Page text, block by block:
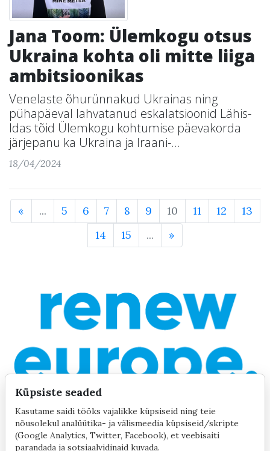
Jana Toom: Ülemkogu otsus
Ukraina kohta oli mitte liiga
ambitsioonikas
Venelaste õhurünnakud Ukrainas ning
pühapäeval lahvatanud eskalatsioonid Lähis-
Idas tõid Ülemkogu kohtumise päevakorda
järjepanu ka Ukraina ja Iraani-...
18/04/2024
« ... 5 6 7 8 9 10 11 12
13
14
15 ... »
Küpsiste seaded
Kasutame saidi tööks vajalikke küpsiseid ning teie
nõusolekul analüütika- ja välismeedia küpsiseid/skripte
(Google Analytics, Twitter, Facebook), et veebisaiti
parandada ja sotsiaalvidinaid kuvada.